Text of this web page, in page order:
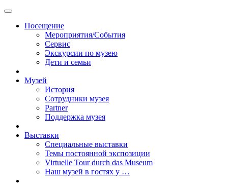
Посещение
Мероприятия/События
Сервис
Экскурсии по музею
Дети и семьи
Музей
История
Сотрудники музея
Partner
Поддержка музея
Выставки
Специальные выставки
Темы постоянной экспозиции
Virtuelle Tour durch das Museum
Наш музей в гостях у …